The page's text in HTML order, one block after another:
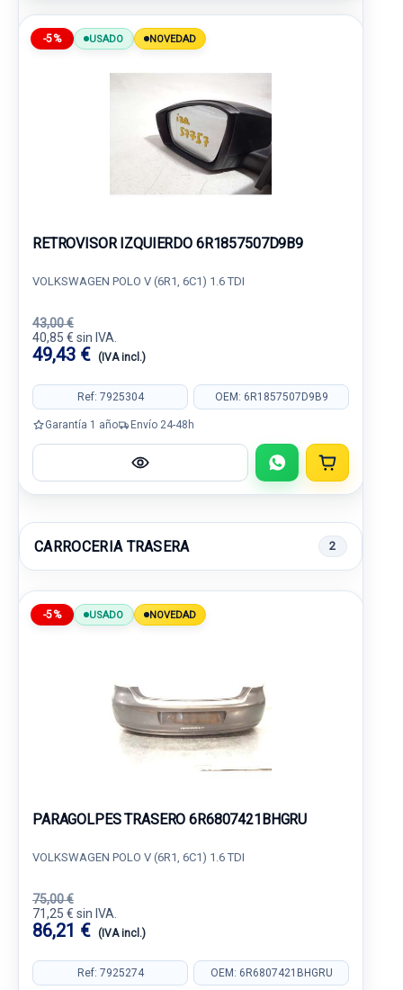
-5% USADO NOVEDAD
RETROVISOR IZQUIERDO 6R1857507D9B9
VOLKSWAGEN POLO V (6R1, 6C1) 1.6 TDI
43,00 €
40,85 € sin IVA.
49,43 € (IVA incl.)
Ref: 7925304 OEM: 6R1857507D9B9
Garantía 1 año Envío 24-48h
CARROCERIA TRASERA 2
-5% USADO NOVEDAD
PARAGOLPES TRASERO 6R6807421BHGRU
VOLKSWAGEN POLO V (6R1, 6C1) 1.6 TDI
75,00 €
71,25 € sin IVA.
86,21 € (IVA incl.)
Ref: 7925274 OEM: 6R6807421BHGRU